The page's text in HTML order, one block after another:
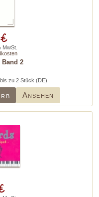
Band 2
zu 2 Stück (DE)
Ansehen
MwSt.